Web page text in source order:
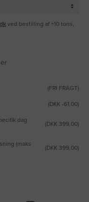
ved bestilling af +10 tons,
(FRI FRAGT)
(DKK -61,00)
dag
(DKK 399,00)
(maks
(DKK 399,00)